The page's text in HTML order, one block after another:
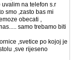
uvalim na telefon s.r
smo ,zasto bas mi
obecati ,
samo trebamo biti
,svetice po kojoj je
,sve rijeseno